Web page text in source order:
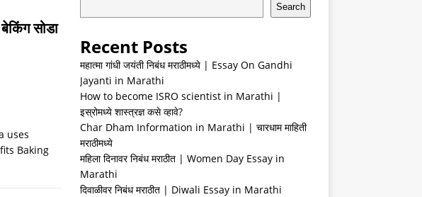
सोडा
uses
Baking
Search
Recent Posts
महात्मा गांधी जयंती निबंध मराठीमध्ये | Essay On Gandhi
Jayanti in Marathi
How to become ISRO scientist in Marathi |
इस्रोमध्ये शास्त्रज्ञ कसे व्हावे?
Char Dham Information in Marathi | चारधाम माहिती
मराठीमध्ये
महिला दिनावर निबंध मराठीत | Women Day Essay in
Marathi
दिवाळीवर निबंध मराठीत | Diwali Essay in Marathi